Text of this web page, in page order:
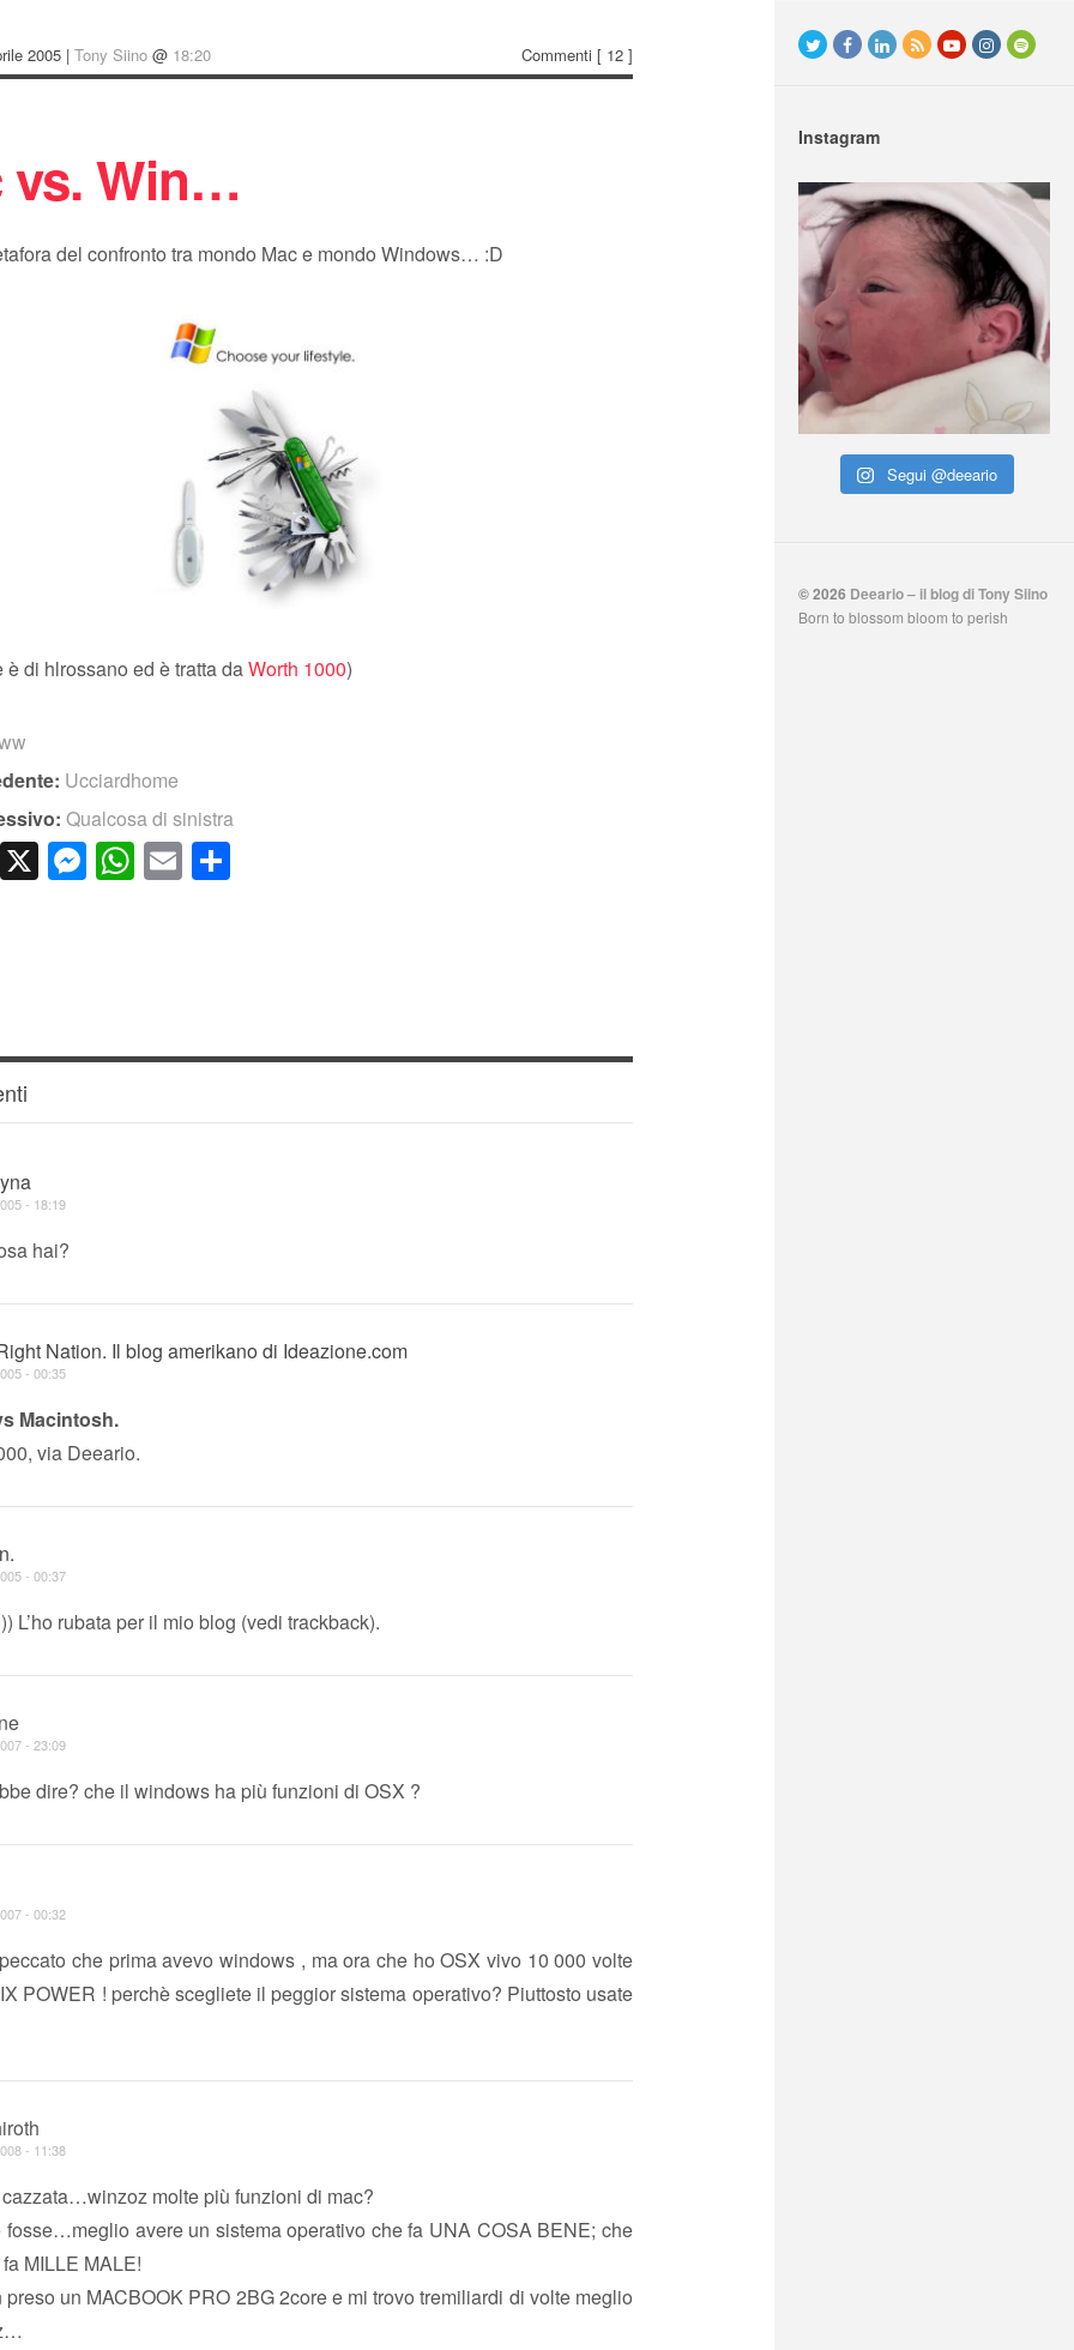
2005 |Tony Siino @ 18:20 Commenti [ 12 ]
vs. Win…
del confronto tra mondo Mac e mondo Windows… :D
è di hlrossano ed è tratta daWorth 1000)
Ucciardhome
Qualcosa di sinistra
LinkedIn
X Messenger
WhatsApp
Email
- 18:19
hai?
Nation. Il blog amerikano di Ideazione.com
- 00:35
Macintosh.
via Deeario.
- 00:37
L’ho rubata per il mio blog (vedi trackback).
- 23:09
dire? che il windows ha più funzioni di OSX ?
- 00:32
che prima avevo windows , ma ora che ho OSX vivo 10 000 volte
POWER ! perchè scegliete il peggior sistema operativo? Piuttosto usate
- 11:38
molte più funzioni di mac?
fosse…meglio avere un sistema operativo che fa UNA COSA BENE; che
MILLE MALE!
preso un MACBOOK PRO 2BG 2core e mi trovo tremiliardi di volte meglio
Instagram
Segui @deeario
© 2026 Deeario – il blog di Tony Siino
Born to blossom bloom to perish